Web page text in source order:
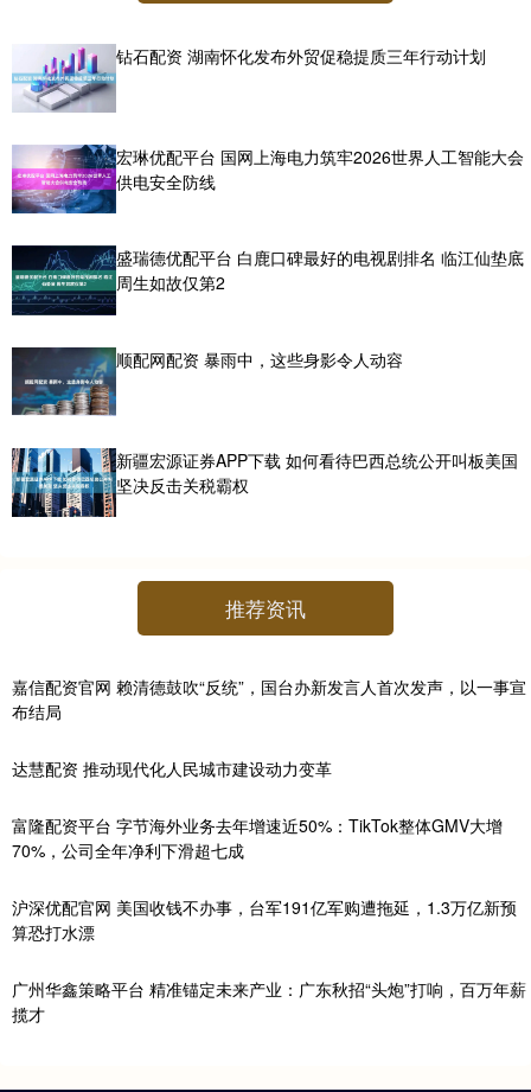
钻石配资 湖南怀化发布外贸促稳提质三年行动计划
宏琳优配平台 国网上海电力筑牢2026世界人工智能大会
供电安全防线
盛瑞德优配平台 白鹿口碑最好的电视剧排名 临江仙垫底
周生如故仅第2
顺配网配资 暴雨中，这些身影令人动容
新疆宏源证券APP下载 如何看待巴西总统公开叫板美国
坚决反击关税霸权
推荐资讯
嘉信配资官网 赖清德鼓吹“反统”，国台办新发言人首次发声，以一事宣
布结局
达慧配资 推动现代化人民城市建设动力变革
富隆配资平台 字节海外业务去年增速近50%：TikTok整体GMV大增
70%，公司全年净利下滑超七成
沪深优配官网 美国收钱不办事，台军191亿军购遭拖延，1.3万亿新预
算恐打水漂
广州华鑫策略平台 精准锚定未来产业：广东秋招“头炮”打响，百万年薪
揽才